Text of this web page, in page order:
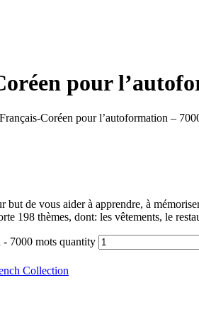
pour
Coréen pour l’autoformation –
de vous aider à apprendre, à
198 thèmes, dont: les vêtements, le
7000 mots quantity
Collection